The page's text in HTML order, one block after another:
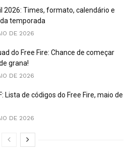
2026: Times, formato, calendário e
temporada
DE 2026
do Free Fire: Chance de começar
grana!
DE 2026
Lista de códigos do Free Fire, maio de
DE 2026